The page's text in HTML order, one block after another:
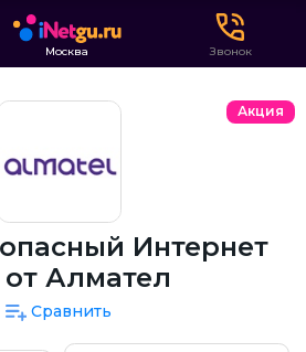
Москва Звонок
Акция
Интернет
Алмател
Сравнить